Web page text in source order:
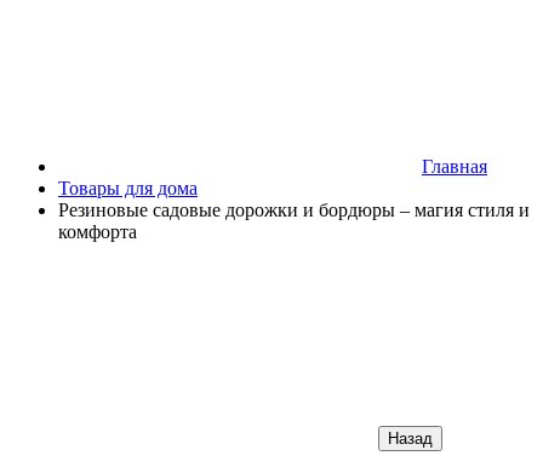
Главная
Товары для дома
Резиновые садовые дорожки и бордюры – магия стиля и
комфорта
Назад